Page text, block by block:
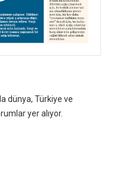
dünya, Türkiye ve
yer alıyor.